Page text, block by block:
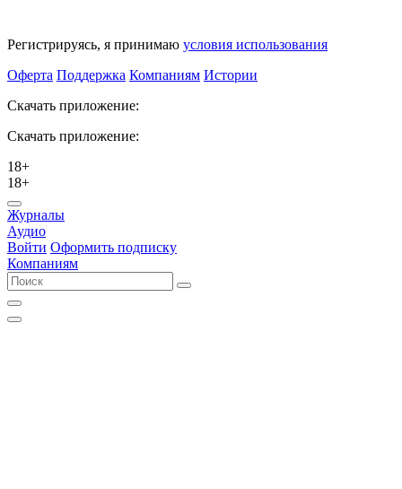
Регистрируясь, я принимаю условия использования
Оферта Поддержка Компаниям Истории
Скачать приложение:
Скачать приложение:
18+
18+
Журналы
Аудио
Войти Оформить подписку
Компаниям